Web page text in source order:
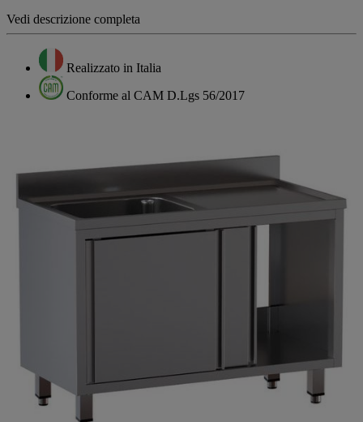
Vedi descrizione completa
Realizzato in Italia
Conforme al CAM D.Lgs 56/2017